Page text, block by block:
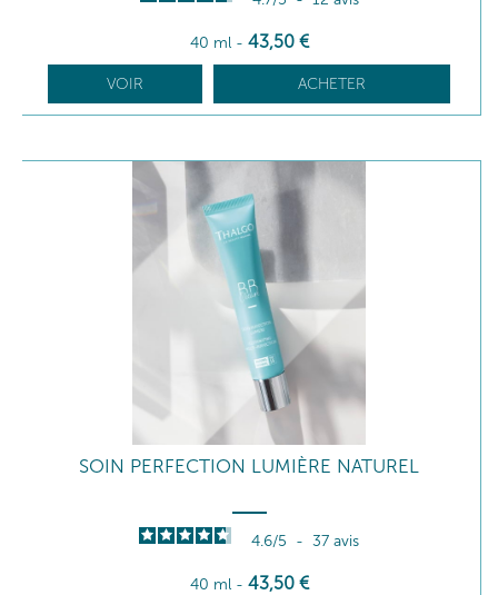
40 ml - 43,50 €
VOIR ACHETER
SOIN PERFECTION LUMIÈRE NATUREL
4.6/5 - 37 avis
40 ml - 43,50 €